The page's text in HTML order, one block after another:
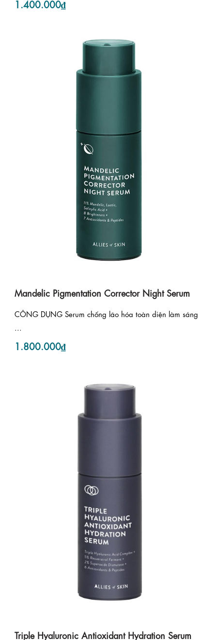
1.400.000₫
Mandelic Pigmentation Corrector Night Serum
CÔNG DỤNG Serum chống lão hóa toàn diện làm sáng
...
1.800.000₫
Triple Hyaluronic Antioxidant Hydration Serum